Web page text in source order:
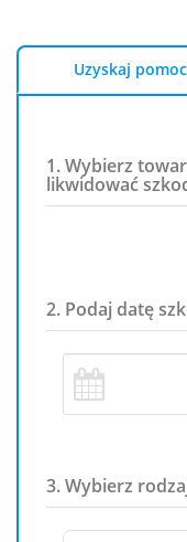
Uzyskaj pomoc
1. Wybierz
likwidować
2. Podaj datę
3. Wybierz